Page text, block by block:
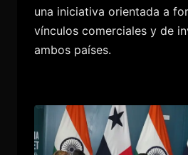
una iniciativa orientada a
vínculos comerciales y de
ambos países.